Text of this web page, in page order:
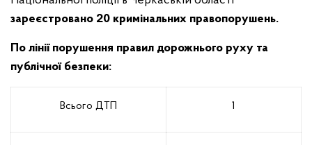
зареєстровано 20 кримінальних правопорушень.
По лінії порушення правил дорожнього руху та
публічної безпеки:
Всього ДТП 1